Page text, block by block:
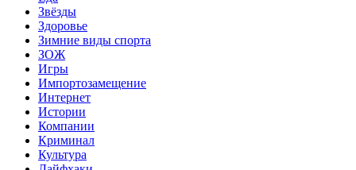
Звёзды
Здоровье
Зимние виды спорта
ЗОЖ
Игры
Импортозамещение
Интернет
Истории
Компании
Криминал
Культура